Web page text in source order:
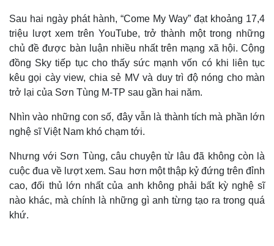
Sau hai ngày phát hành, “Come My Way” đạt khoảng 17,4
triệu lượt xem trên YouTube, trở thành một trong những
chủ đề được bàn luận nhiều nhất trên mạng xã hội. Cộng
đồng Sky tiếp tục cho thấy sức mạnh vốn có khi liên tục
kêu gọi cày view, chia sẻ MV và duy trì độ nóng cho màn
trở lại của Sơn Tùng M-TP sau gần hai năm.
Nhìn vào những con số, đây vẫn là thành tích mà phần lớn
nghệ sĩ Việt Nam khó chạm tới.
Nhưng với Sơn Tùng, câu chuyện từ lâu đã không còn là
cuộc đua về lượt xem. Sau hơn một thập kỷ đứng trên đỉnh
cao, đối thủ lớn nhất của anh không phải bất kỳ nghệ sĩ
nào khác, mà chính là những gì anh từng tạo ra trong quá
khứ.